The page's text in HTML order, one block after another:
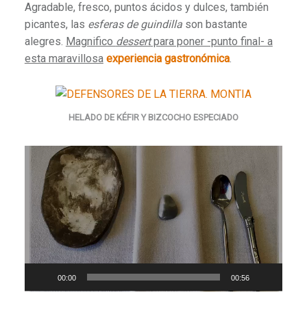
Agradable, fresco, puntos ácidos y dulces, también
picantes, las esferas de guindillason bastante
alegres. Magnifico dessertpara poner -punto final- a
esta maravillosa experiencia gastronómica.
HELADO DE KÉFIR Y BIZCOCHO ESPECIADO
Reproductor
de
vídeo
00:00 00:56